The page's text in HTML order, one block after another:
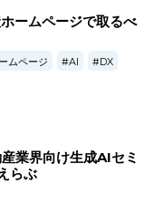
ームページで取るべ
ムページ AI DX
業界向け生成AIセミ
らぶ